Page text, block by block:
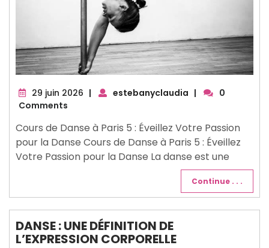
29 juin 2026 29
| estebanyclaudia |
0
Comments
Cours de Danse à Paris 5 : Éveillez Votre Passion
pour la Danse Cours de Danse à Paris 5 : Éveillez
Votre Passion pour la Danse La danse est une
Continue . . .
DANSE : UNE DÉFINITION DE
L’EXPRESSION CORPORELLE